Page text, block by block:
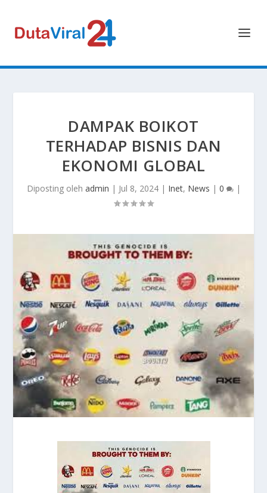
DAMPAK BOIKOT
TERHADAP BISNIS DAN
EKONOMI GLOBAL
Diposting oleh admin | Jul 8, 2024| Inet, News | 0 |